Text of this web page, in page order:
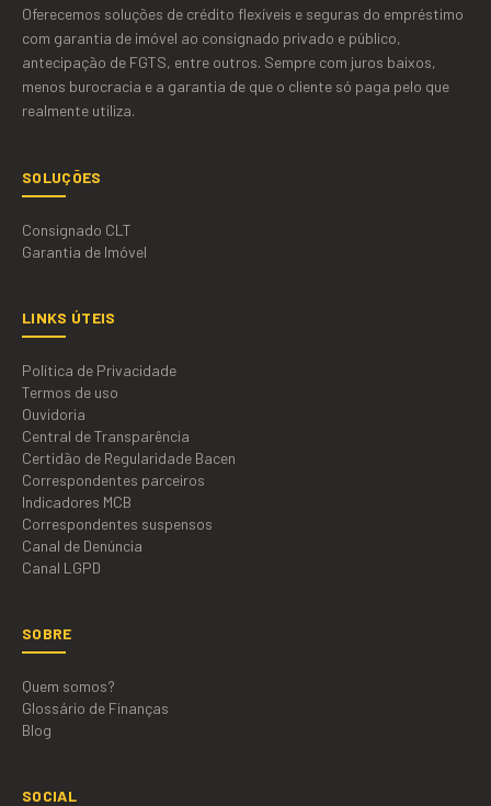
Oferecemos soluções de crédito flexíveis e seguras do empréstimo
com garantia de imóvel ao consignado privado e público,
antecipação de FGTS, entre outros. Sempre com juros baixos,
menos burocracia e a garantia de que o cliente só paga pelo que
realmente utiliza.
SOLUÇÕES
Consignado CLT
Garantia de Imóvel
LINKS ÚTEIS
Política de Privacidade
Termos de uso
Ouvidoria
Central de Transparência
Certidão de Regularidade Bacen
Correspondentes parceiros
Indicadores MCB
Correspondentes suspensos
Canal de Denúncia
Canal LGPD
SOBRE
Quem somos?
Glossário de Finanças
Blog
SOCIAL